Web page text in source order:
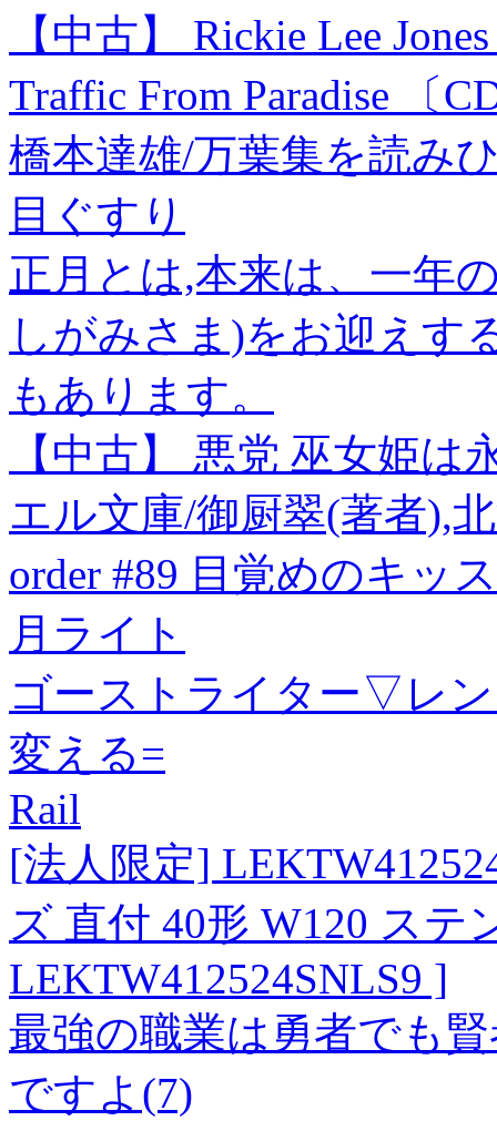
【中古】 Rickie Lee
Traffic From Paradise 〔
橋本達雄/万葉集を読み
目ぐすり
正月とは,本来は、一年
しがみさま)をお迎えす
もあります。
【中古】 悪党 巫女姫
エル文庫/御厨翠(著者),
order #89 目覚めのキッ
月ライト
ゴーストライター▽レ
変える=
Rail
[法人限定]
ズ 直付 40形 W120 ステ
LEKTW412524SNLS9 ]
最強の職業は勇者でも
ですよ(7)